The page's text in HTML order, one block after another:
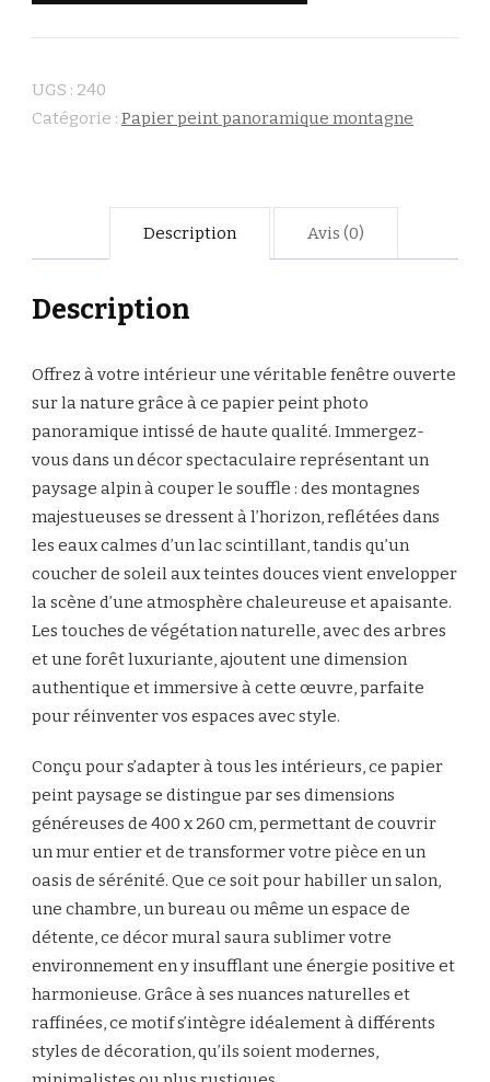
UGS : 240
Catégorie : Papier peint panoramique montagne
Description Avis (0)
Description
Offrez à votre intérieur une véritable fenêtre ouverte
sur la nature grâce à ce papier peint photo
panoramique intissé de haute qualité. Immergez-
vous dans un décor spectaculaire représentant un
paysage alpin à couper le souffle : des montagnes
majestueuses se dressent à l’horizon, reflétées dans
les eaux calmes d’un lac scintillant, tandis qu’un
coucher de soleil aux teintes douces vient envelopper
la scène d’une atmosphère chaleureuse et apaisante.
Les touches de végétation naturelle, avec des arbres
et une forêt luxuriante, ajoutent une dimension
authentique et immersive à cette œuvre, parfaite
pour réinventer vos espaces avec style.
Conçu pour s’adapter à tous les intérieurs, ce papier
peint paysage se distingue par ses dimensions
généreuses de 400 x 260 cm, permettant de couvrir
un mur entier et de transformer votre pièce en un
oasis de sérénité. Que ce soit pour habiller un salon,
une chambre, un bureau ou même un espace de
détente, ce décor mural saura sublimer votre
environnement en y insufflant une énergie positive et
harmonieuse. Grâce à ses nuances naturelles et
raffinées, ce motif s’intègre idéalement à différents
styles de décoration, qu’ils soient modernes,